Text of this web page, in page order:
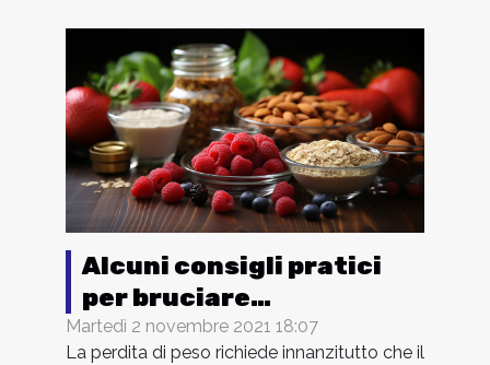
Alcuni consigli pratici
per bruciare
velocemente i grassi
Martedì 2 novembre 2021 18:07
La perdita di peso richiede innanzitutto che il